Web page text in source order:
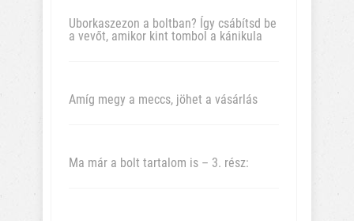
Uborkaszezon a boltban? Így csábítsd be
a vevőt, amikor kint tombol a kánikula
Amíg megy a meccs, jöhet a vásárlás
Ma már a bolt tartalom is – 3. rész: